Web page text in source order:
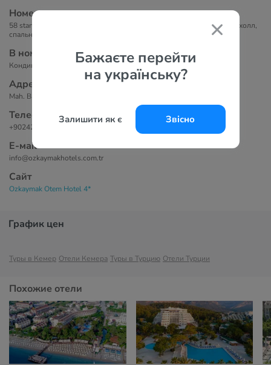
Бажаєте перейти
на українську?
Залишити як є Звісно
Номера
58 standard room (макс. 3 чел., 24 м2); 2 двухкомнатных suite room (холл,
спальня, TВ, макс. 2+2 чел., 52 м2).
В номерах
Кондиционер, телевизор, собственная ванная комната.
Адрес
Mah. Barış Manço Cad. No: 1 07980 Kemer, Antalya
Телефоны
+902428145355
Е-маil
info@ozkaymakhotels.com.tr
Сайт
Ozkaymak Otem Hotel 4*
График цен
Туры в Кемер Отели Кемера Туры в Турцию Отели Турции
Похожие отели